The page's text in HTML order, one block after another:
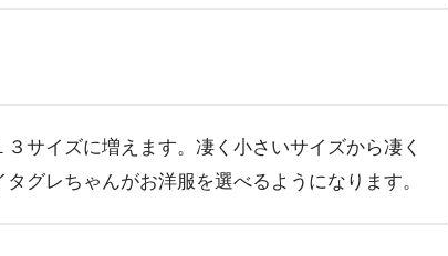
サイズに増えます。凄く小さいサイズから凄く
グレちゃんがお洋服を選べるようになります。